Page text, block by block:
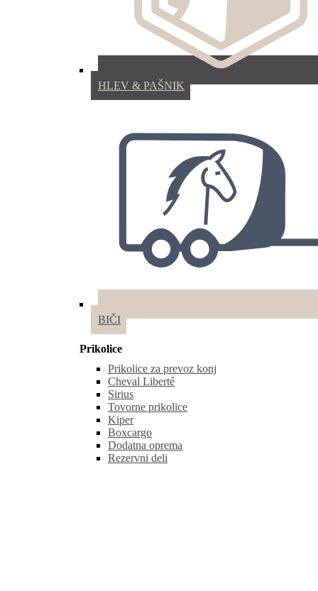
HLEV & PAŠNIK
BIČI
Prikolice
Prikolice za prevoz konj
Cheval Liberté
Sirius
Tovorne prikolice
Kiper
Boxcargo
Dodatna oprema
Rezervni deli